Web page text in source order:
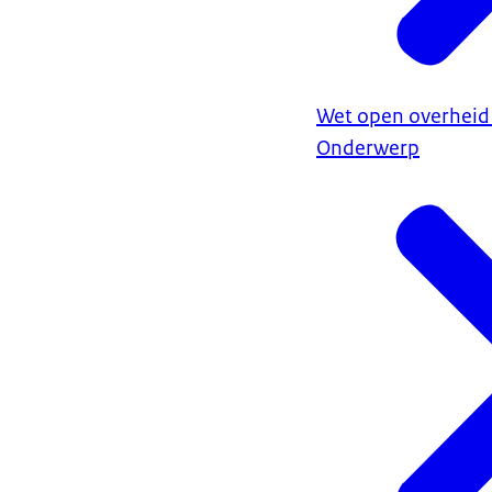
Wet open
Onderwerp